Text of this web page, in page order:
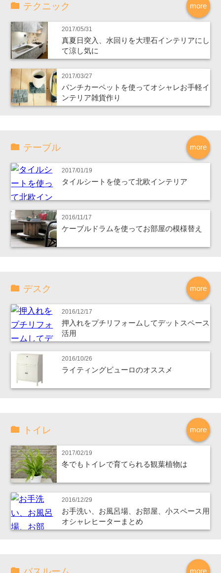
more
テクニック
2017/05/31
真夏日突入、水回りを大理石インテリアにし
て涼し気に
2017/03/27
パンチカーペットを使ってオシャレお手軽イ
ンテリア雑貨作り
more
テーブル
2017/01/19
タイルシートを使って北欧インテリア
2016/11/17
ケーブルドラムを使ってお部屋の模様替え
more
デスク
2016/12/17
押入れをプチリフォームしてデットスペース
活用
2016/10/26
ライティングビューロのオススメ
more
トイレ
2017/02/19
冬でもトイレで育てられる観葉植物は
2016/12/29
お手洗い、お風呂場、お部屋、小スペース用
オシャレヒーターまとめ
more